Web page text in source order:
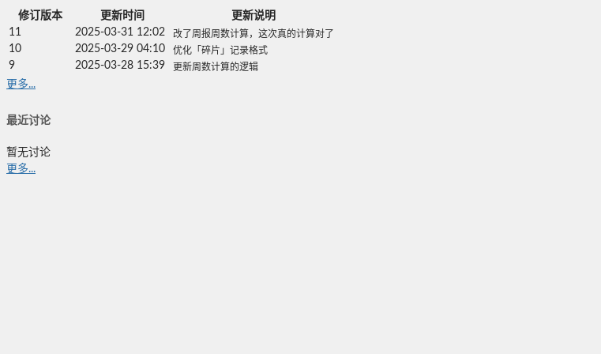
修订版本 更新时间
更新说明
11
2025-03-31 12:02 改了周报周数计算，这次真的计算对了
10 2025-03-29 04:10 优化「碎片」记录格式
9 2025-03-28 15:39 更新周数计算的逻辑
更多...
最近讨论
暂无讨论
更多...